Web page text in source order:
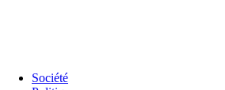
Société